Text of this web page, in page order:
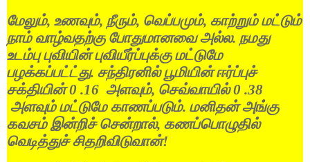
மேலும், உணவும், நீரும், வெப்பமும், காற்றும் மட்டும்
நாம் வாழ்வதற்கு போதுமானவை அல்ல. நமது
உடம்பு புவியின் புவியீர்ப்புக்கு மட்டுமே
பழக்கப்பட்ட்து. சந்திரனில் பூமியின் ஈர்ப்புச்
சக்தியின்0 .16 அளவும், செவ்வாயில்0 .38
அளவும் மட்டுமே காணப்படும். மனிதன் அங்கு
கவசம் இன்றிச் சென்றால், கணப்பொழுதில்
வெடித்துச் சிதறிவிடுவான்!